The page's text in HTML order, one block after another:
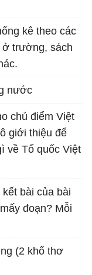
kê theo các
ở trường, sách
nước
chủ điểm Việt
giới thiệu để
về Tổ quốc Việt
bài của bài
đoạn? Mỗi
(2 khổ thơ